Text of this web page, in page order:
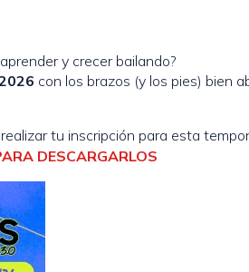
y crecer bailando?
con los brazos (y los pies) bien
tu inscripción para esta
DESCARGARLOS